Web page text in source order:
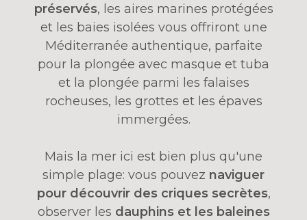
préservés, les aires marines protégées
et les baies isolées vous offriront une
Méditerranée authentique, parfaite
pour la plongée avec masque et tuba
et la plongée parmi les falaises
rocheuses, les grottes et les épaves
immergées.
Mais la mer ici est bien plus qu'une
simple plage: vous pouvez naviguer
pour découvrir des criques secrètes,
observer les dauphins et les baleines